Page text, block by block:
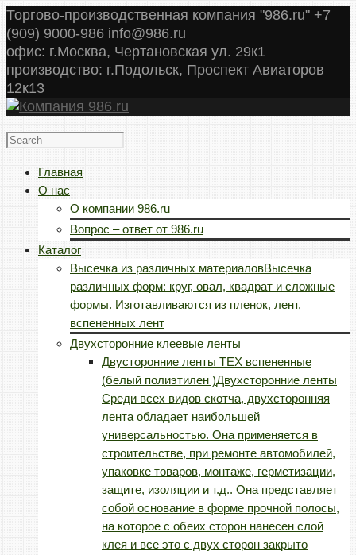
Торгово-производственная компания "986.ru" +7
(909) 9000-986 info@986.ru
офис: г.Москва, Чертановская ул. 29к1
производство: г.Подольск, Проспект Авиаторов
12к13
Главная
О нас
О компании 986.ru
Вопрос – ответ от 986.ru
Каталог
Высечка из различных материаловВысечка
различных форм: круг, овал, квадрат и сложные
формы. Изготавливаются из пленок, лент,
вспененных лент
Двухсторонние клеевые ленты
Двусторонние ленты TEX вспененные
(белый полиэтилен )Двухсторонние ленты
Среди всех видов скотча, двухсторонняя
лента обладает наибольшей
универсальностью. Она применяется в
строительстве, при ремонте автомобилей,
упаковке товаров, монтаже, герметизации,
защите, изоляции и т.д.. Она представляет
собой основание в форме прочной полосы,
на которое с обеих сторон нанесен слой
клея и все это с двух сторон закрыто